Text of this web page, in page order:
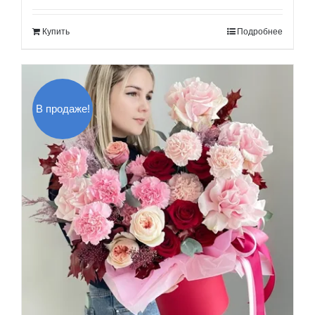
Купить Подробнее
В продаже!